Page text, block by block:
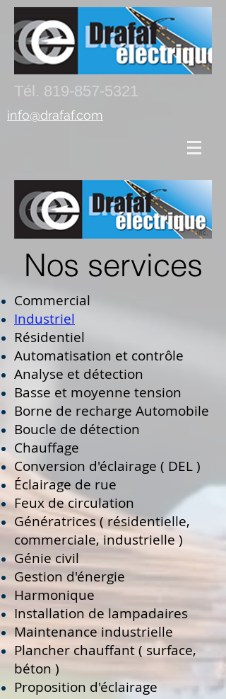
Tél. 819-857-5321
info@drafaf.com
Nos services
Commercial
Industriel
Résidentiel
Automatisation et contrôle
Analyse et détection
Basse et moyenne tension
Borne de recharge Automobile
Boucle de détection
Chauffage
Conversion d'éclairage ( DEL )
Éclairage de rue
Feux de circulation
Génératrices ( résidentielle,
commerciale, industrielle )
Génie civil
Gestion d'énergie
Harmonique
Installation de lampadaires
Maintenance industrielle
Plancher chauffant ( surface,
béton )
Proposition d'éclairage